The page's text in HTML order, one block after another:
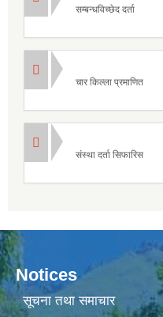
सम्बन्धविच्छेद दर्ता
चार किल्ला प्रमाणित
संस्था दर्ता सिफारिस
Notices
सूचना तथा समाचार